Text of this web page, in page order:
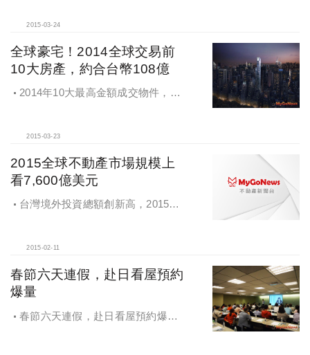
2015-03-24
全球豪宅！2014全球交易前
10大房產，約合台幣108億
2014年10大最高金額成交物件，前3
2015-03-23
2015全球不動產市場規模上
看7,600億美元
台灣境外投資總額創新高，2015全
2015-02-11
春節六天連假，赴日看屋預約
爆量
春節六天連假，赴日看屋預約爆